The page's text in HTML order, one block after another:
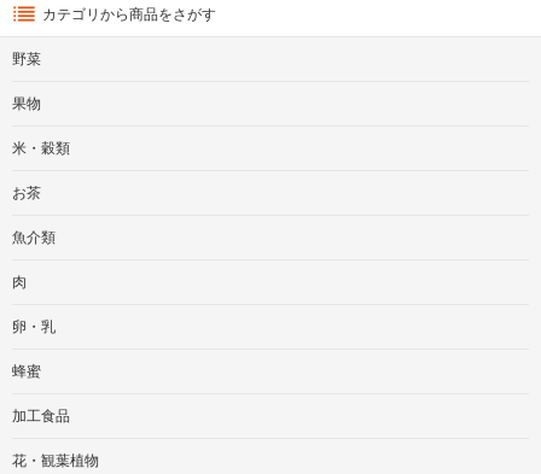
カテゴリから商品をさがす
野菜
果物
米・穀類
お茶
魚介類
肉
卵・乳
蜂蜜
加工食品
花・観葉植物